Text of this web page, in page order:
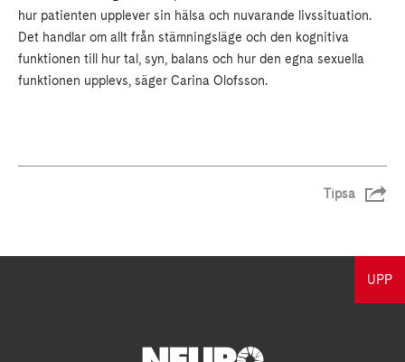
hur patienten upplever sin hälsa och nuvarande livssituation.
Det handlar om allt från stämningsläge och den kognitiva
funktionen till hur tal, syn, balans och hur den egna sexuella
funktionen upplevs, säger Carina Olofsson.
Tipsa
UPP